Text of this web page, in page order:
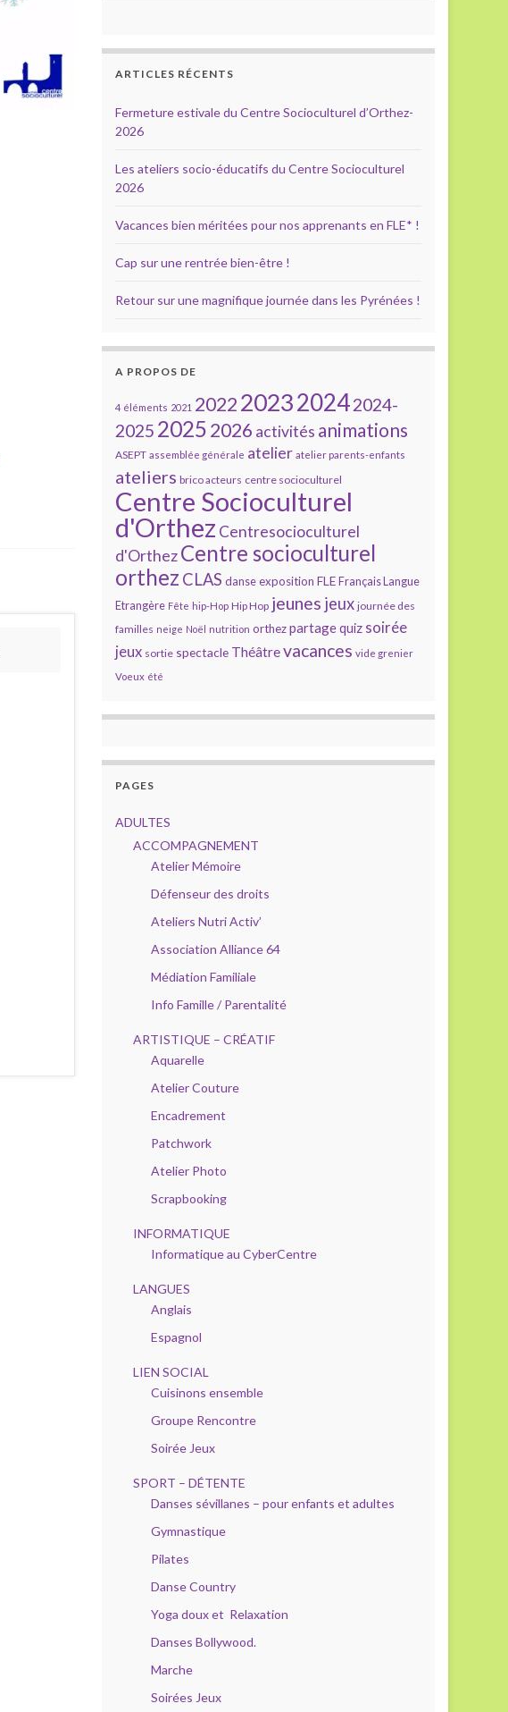
ARTICLES RÉCENTS
Fermeture estivale du Centre Socioculturel d’Orthez-
2026
Les ateliers socio-éducatifs du Centre Socioculturel
2026
Vacances bien méritées pour nos apprenants en FLE* !
Cap sur une rentrée bien-être !
Retour sur une magnifique journée dans les Pyrénées !
A PROPOS DE
4 éléments 2021 2022202320242024-
2025 20252026 activités animations
ASEPT assemblée générale atelier atelier parents-enfants
ateliers brico acteurs centre socioculturel
Centre Socioculturel
d'Orthez Centresocioculturel
d'Orthez Centre socioculturel
orthez CLAS danse exposition FLE Français Langue
Etrangère Fête hip-Hop Hip Hop jeunes jeux journée des
familles neige Noël nutrition orthez partagequiz soirée
jeux sortie spectacle Théâtrevacances vide grenier
Voeux été
PAGES
ADULTES
ACCOMPAGNEMENT
Atelier Mémoire
Défenseur des droits
Ateliers Nutri Activ’
Association Alliance 64
Médiation Familiale
Info Famille / Parentalité
ARTISTIQUE – CRÉATIF
Aquarelle
Atelier Couture
Encadrement
Patchwork
Atelier Photo
Scrapbooking
INFORMATIQUE
Informatique au CyberCentre
LANGUES
Anglais
Espagnol
LIEN SOCIAL
Cuisinons ensemble
Groupe Rencontre
Soirée Jeux
SPORT – DÉTENTE
Danses sévillanes – pour enfants et adultes
Gymnastique
Pilates
Danse Country
Yoga doux et Relaxation
Danses Bollywood.
Marche
Soirées Jeux